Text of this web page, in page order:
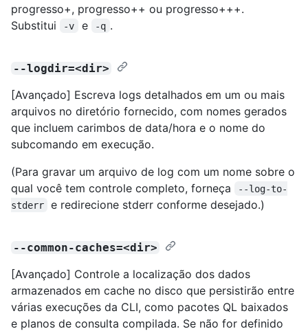
progresso+, progresso++ ou progresso+++.
Substitui
-v e -q .
--logdir=<dir>
[Avançado] Escreva logs detalhados em um ou mais
arquivos no diretório fornecido, com nomes gerados
que incluem carimbos de data/hora e o nome do
subcomando em execução.
(Para gravar um arquivo de log com um nome sobre o
qual você tem controle completo, forneça
--log-to-
stderr
e redirecione stderr conforme desejado.)
--common-caches=<dir>
[Avançado] Controle a localização dos dados
armazenados em cache no disco que persistirão entre
várias execuções da CLI, como pacotes QL baixados
e planos de consulta compilada. Se não for definido